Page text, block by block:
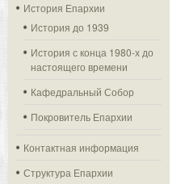
История Епархии
История до 1939
История с конца 1980-х до
настоящего времени
Кафедральный Собор
Покровитель Епархии
Контактная информация
Структура Епархии